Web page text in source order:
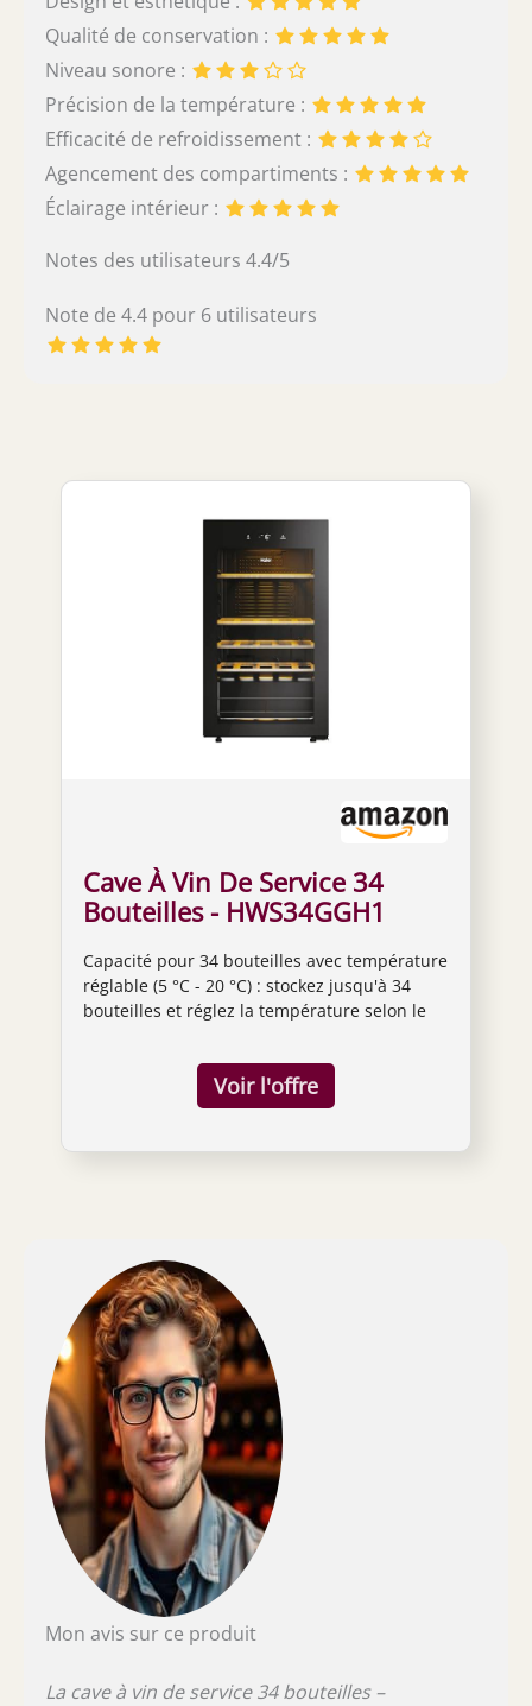
Qualité de conservation :
Niveau sonore :
Précision de la température :
Efficacité de refroidissement :
Agencement des compartiments :
Éclairage intérieur :
Notes des utilisateurs 4.4/5
Note de 4.4 pour 6 utilisateurs
Cave À Vin De Service 34
Bouteilles - HWS34GGH1
Capacité pour 34 bouteilles avec température
réglable (5 °C - 20 °C) : stockez jusqu'à 34
bouteilles et réglez la température selon le
bouteilles restent dans des conditions
optimales. Système anti-vibrations et verre
anti-UV : le système anti-vibration minimise
contrôlez la cave à vin facilement avec son
pavé tactile intégré ou via la connectivité
WiFi, qui vous permet de régler la
température depuis votre téléphone.
Étagères en bois FSC pour un rangement
élégant et sûr : elles apportent non
seulement une touche d'élégance, mais
offrent également de la stabilité pour que les
bouteilles restent en position sans risque de
chute. Dimensions du produit (H x l x P) : 85 x
47,5 x 45,6 cm, parfait pour s'intégrer dans
n'importe quel espace de votre maison ou
cave.
Mon avis sur ce produit
La cave à vin de service 34 bouteilles –